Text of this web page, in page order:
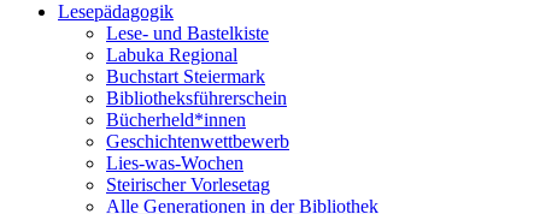
Lesepädagogik
Lese- und Bastelkiste
Labuka Regional
Buchstart Steiermark
Bibliotheksführerschein
Bücherheld*innen
Geschichtenwettbewerb
Lies-was-Wochen
Steirischer Vorlesetag
Alle Generationen in der Bibliothek